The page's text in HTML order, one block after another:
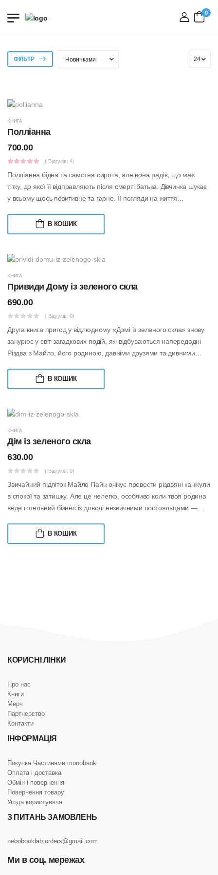
вхід
0
ФІЛЬТР
КНИГА
Полліанна
700.00
( Відгуків: 4)
Полліанна бідна та самотня сирота, але вона радіє, що має
тітку, до якої її відправляють після смерті батька. Дівчинка шукає
у всьому щось позитивне та гарне. ЇЇ погляди на життя
В КОШИК
КНИГА
Привиди Дому із зеленого скла
690.00
( Відгуків: 0)
Друга книга пригод у відлюдному «Домі із зеленого скла» знову
занурює у світ загадкових подій, які відбуваються напередодні
Різдва з Майло, його родиною, давніми друзями та дивними
В КОШИК
КНИГА
Дім із зеленого скла
630.00
( Відгуків: 0)
Звичайний підліток Майло Пайн очікує провести різдвяні канікули
в спокої та затишку. Але це нелегко, особливо коли твоя родина
веде готельний бізнес із доволі незвичними постояльцями —
В КОШИК
КОРИСНІ ЛІНКИ
Про нас
Книги
Мерч
Партнерство
Контакти
ІНФОРМАЦІЯ
Покупка Частинами monobank
Оплата і доставка
Обмін і повернення
Повернення товару
Угода користувача
З ПИТАНЬ ЗАМОВЛЕНЬ
nebobooklab.orders@gmail.com
Ми в соц. мережах